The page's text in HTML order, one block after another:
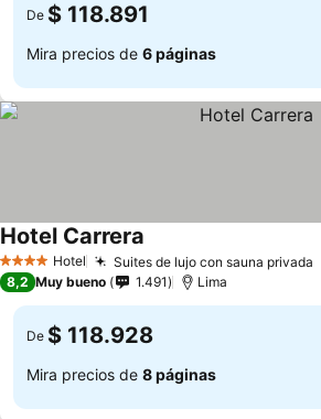
De $ 118.891
Mira precios de 6 páginas
4 EstrellasHotel Suites de lujo con sauna privada
Hotel Carrera
8,2 Muy bueno 1.491 Lima
De $ 118.928
Mira precios de 8 páginas